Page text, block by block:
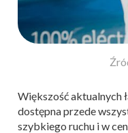
Większość aktualnych
dostępna przede
szybkiego ruchu i w